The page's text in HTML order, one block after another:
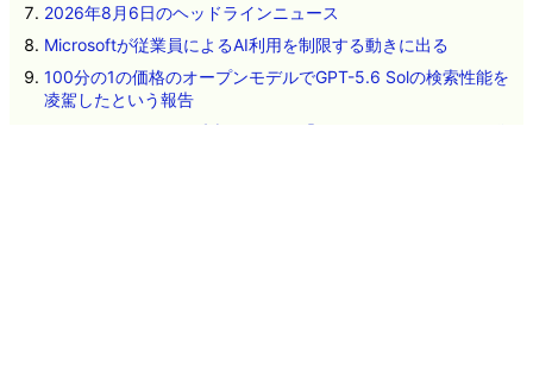
2026年8月6日のヘッドラインニュース
Microsoftが従業員によるAI利用を制限する動きに出る
100分の1の価格のオープンモデルでGPT-5.6 Solの検索性能を
凌駕したという報告
Googleがオフライン翻訳デバイス「Gemma Translator」を発